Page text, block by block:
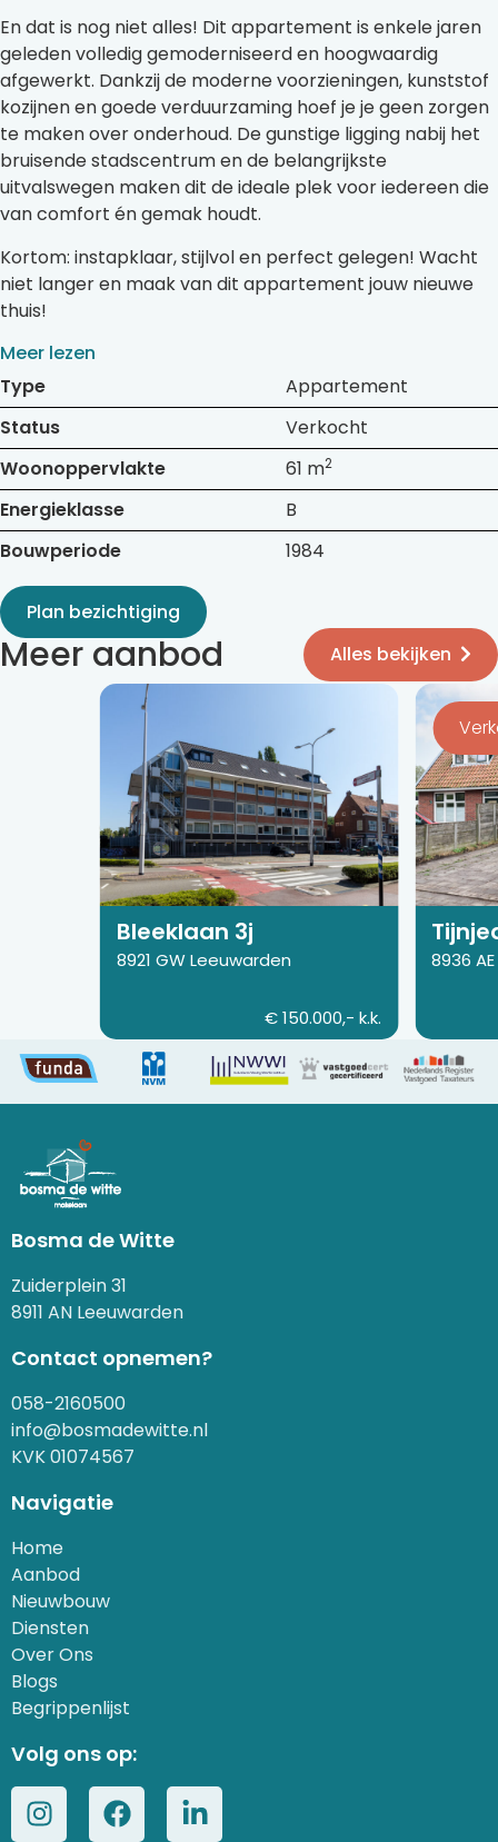
En dat is nog niet alles! Dit appartement is enkele jaren
geleden volledig gemoderniseerd en hoogwaardig
afgewerkt. Dankzij de moderne voorzieningen, kunststof
kozijnen en goede verduurzaming hoef je je geen zorgen
te maken over onderhoud. De gunstige ligging nabij het
bruisende stadscentrum en de belangrijkste
uitvalswegen maken dit de ideale plek voor iedereen die
van comfort én gemak houdt.
Kortom: instapklaar, stijlvol en perfect gelegen! Wacht
niet langer en maak van dit appartement jouw nieuwe
thuis!
Meer lezen
Type
Appartement
Status
Verkocht
Woonoppervlakte
61 m2
Energieklasse
B
Bouwperiode
1984
Plan bezichtiging
Meer aanbod
Alles bekijken
Bekijk
detail
pagina
van
Bleeklaan
3j
Bleeklaan 3j
8921 GW Leeuwarden
€ 150.000,- k.k.
Bekijk
de
detail
pagina
van
Tijnjedijk
140
8936
Bosma de Witte
Zuiderplein 31
8911 AN Leeuwarden
Contact opnemen?
058-2160500
info@bosmadewitte.nl
KVK 01074567
Navigatie
Home
Aanbod
Nieuwbouw
Diensten
Over Ons
Blogs
Begrippenlijst
Volg ons op: